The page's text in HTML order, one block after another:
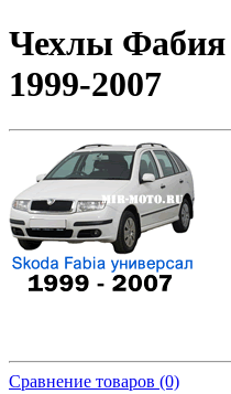
Чехлы Фабия
1999-2007
Сравнение товаров (0)